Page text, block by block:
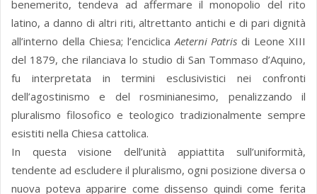
benemerito, tendeva ad affermare il monopolio del rito
latino, a danno di altri riti, altrettanto antichi e di pari dignità
all’interno della Chiesa; l’enciclicaAeterni Patrisdi Leone XIII
del 1879, che rilanciava lo studio di San Tommaso d’Aquino,
fu interpretata in termini esclusivistici nei confronti
dell’agostinismo e del rosminianesimo, penalizzando il
pluralismo filosofico e teologico tradizionalmente sempre
esistiti nella Chiesa cattolica.
In questa visione dell’unità appiattita sull’uniformità,
tendente ad escludere il pluralismo, ogni posizione diversa o
nuova poteva apparire come dissenso quindi come ferita